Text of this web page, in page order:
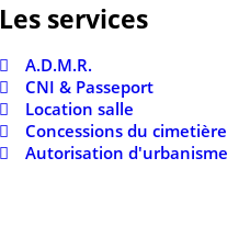
Les services
A.D.M.R.
CNI & Passeport
Location salle
Concessions du cimetière
Autorisation d'urbanisme